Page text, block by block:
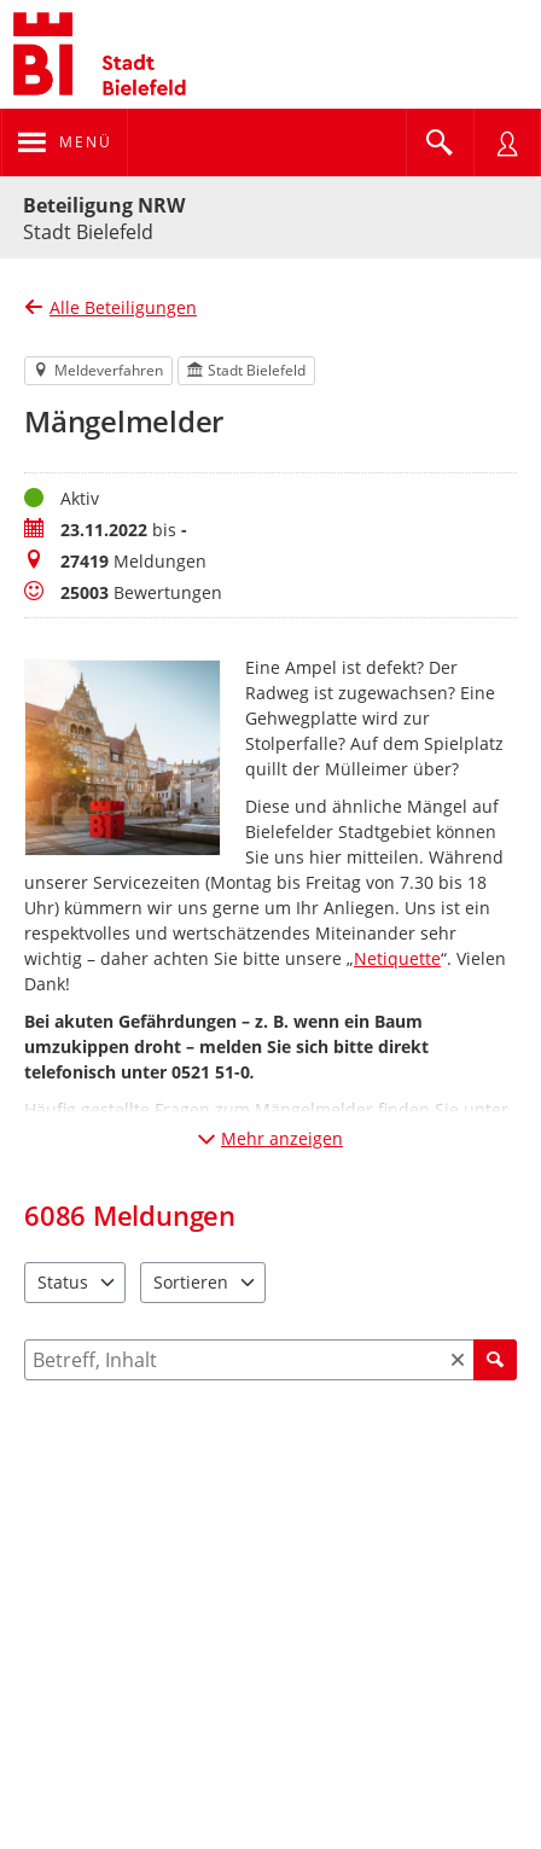
MENÜ
Beteiligung NRW
Stadt Bielefeld
Alle Beteiligungen
Meldeverfahren Stadt Bielefeld
Mängelmelder
StatusAktiv
Zeitraum23.11.2022 bis -
Meldungen
27419 Meldungen
Bewertungen
25003 Bewertungen
Eine Ampel ist defekt? Der
Radweg ist zugewachsen? Eine
Gehwegplatte wird zur
Stolperfalle? Auf dem Spielplatz
quillt der Mülleimer über?
Diese und ähnliche Mängel auf
Bielefelder Stadtgebiet können
Sie uns hier mitteilen. Während
unserer Servicezeiten (Montag bis Freitag von 7.30 bis 18
Uhr) kümmern wir uns gerne um Ihr Anliegen. Uns ist ein
respektvolles und wertschätzendes Miteinander sehr
wichtig – daher achten Sie bitte unsere „Netiquette“. Vielen
Dank!
Bei akuten Gefährdungen – z. B. wenn ein Baum
umzukippen droht – melden Sie sich bitte direkt
telefonisch unter 0521 51-0.
Häufig gestellte Fragen zum Mängelmelder finden Sie unter
„Informationen“ (Desktop-Ansicht: links; Mobil-Ansicht:
Mehr anzeigen
6086 Meldungen
Status
Sortieren
Suche nach Meldungen und Kommentaren